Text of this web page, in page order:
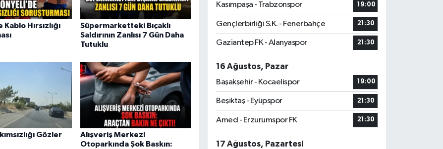
Hırsızlığı
Süpermarketteki Bıçaklı
Saldırının Zanlısı 7 Gün Daha
Tutuklu
Gözler
Alışveriş Merkezi
Otoparkında Şok Baskın:
Kasımpaşa - Trabzonspor 19:00
Gençlerbirliği S.K. - Fenerbahçe 21:30
Gaziantep FK - Alanyaspor 21:30
16 Ağustos, Pazar
Başakşehir - Kocaelispor
19:00
Beşiktaş - Eyüpspor 21:30
Amed - Erzurumspor FK 21:30
17 Ağustos, Pazartesi